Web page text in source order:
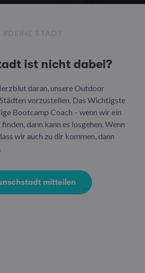
ist nicht dabei?
daran, unsere Outdoor
vorzustellen. Das Wichtigste
Bootcamp Coach – wenn wir ein
dann kann es losgehen. Wenn
wir auch zu dir kommen, dann
mitteilen